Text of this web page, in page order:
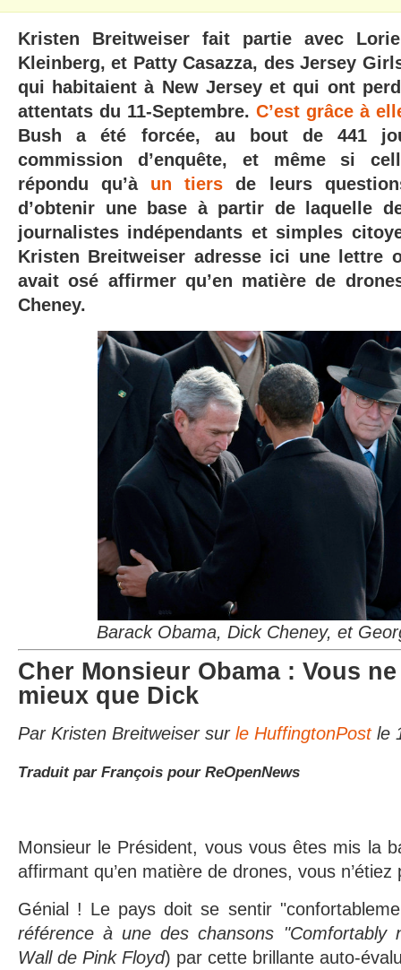
Kristen Breitweiser fait partie avec
Kleinberg, et Patty Casazza, des Jersey
qui habitaient à New Jersey et qui ont
attentats du 11-Septembre. C’est grâce à
Bush a été forcée, au bout de 441
commission d’enquête, et même si
répondu qu’à un tiers de leurs
d’obtenir une base à partir de laquelle
journalistes indépendants et simples
Kristen Breitweiser adresse ici une lettre
avait osé affirmer qu’en matière de
Cheney.
Barack Obama, Dick Cheney, et
Cher Monsieur Obama : Vous
mieux que Dick
Par Kristen Breitweiser sur le HuffingtonPostle
Traduit par François pour ReOpenNews
Monsieur le Président, vous vous êtes mis la
affirmant qu’en matière de drones, vous n’étiez
Génial ! Le pays doit se sentir
référence à une des chansons "Comfortably
Wall de Pink Floyd) par cette brillante auto-